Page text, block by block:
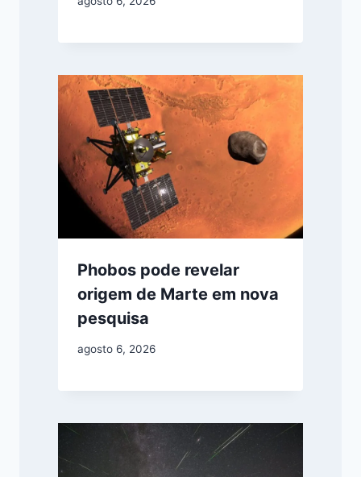
Phobos pode revelar
origem de Marte em nova
pesquisa
agosto 6, 2026